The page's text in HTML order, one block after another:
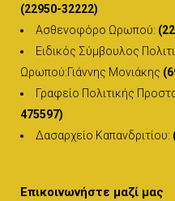
(22950-32222)
Ασθενοφόρο Ωρωπού:
Ειδικός Σύμβουλος
Ωρωπού:Γιάννης Μονιάκης
Γραφείο Πολιτικής
475597)
Δασαρχείο Καπανδριτίου:
Επικοινωνήστε μαζί μας